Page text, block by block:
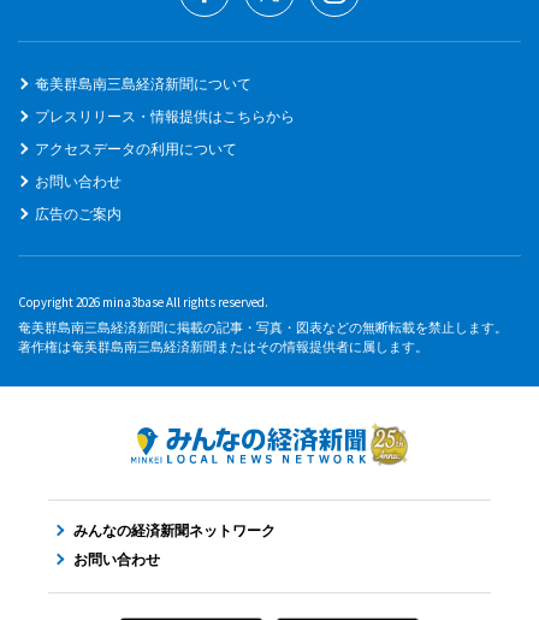
奄美群島南三島経済新聞について
プレスリリース・情報提供はこちらから
アクセスデータの利用について
お問い合わせ
広告のご案内
Copyright 2026 mina3base All rights reserved.
奄美群島南三島経済新聞に掲載の記事・写真・図表などの無断転載を禁止します。
著作権は奄美群島南三島経済新聞またはその情報提供者に属します。
みんなの経済新聞ネットワーク
お問い合わせ